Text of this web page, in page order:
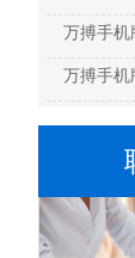
万搏手机
万搏手机